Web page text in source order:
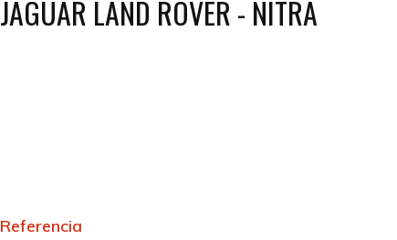
JAGUAR LAND ROVER - NITRA
Referencia